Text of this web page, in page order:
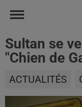
Sultan se
"Chien de
ACTUALITÉS